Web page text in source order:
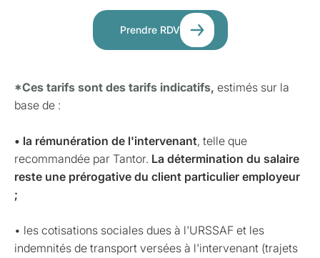
Prendre RDV
*Ces tarifs sont des tarifs indicatifs, estimés sur la
base de :
• la rémunération de l'intervenant, telle que
recommandée par Tantor. La détermination du salaire
reste une prérogative du client particulier employeur
;
• les cotisations sociales dues à l'URSSAF et les
indemnités de transport versées à l'intervenant (trajets